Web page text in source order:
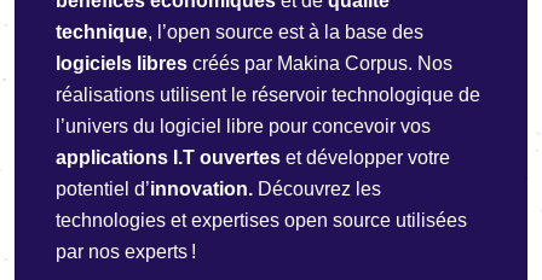
technique, l’open source est à la base des
logiciels libres créés par Makina Corpus. Nos
réalisations utilisent le réservoir technologique de
l’univers du logiciel libre pour concevoir vos
applications I.T ouvertes et développer votre
potentiel d’innovation. Découvrez les
technologies et expertises open source utilisées
par nos experts !